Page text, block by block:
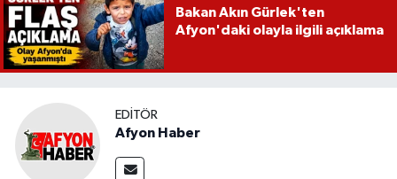
Bakan Akın Gürlek'ten
Afyon'daki olayla ilgili açıklama
EDITÖR
Afyon Haber